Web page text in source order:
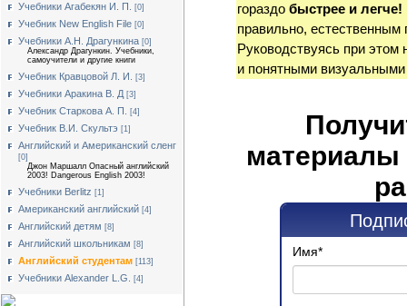
Учебники Агабекян И. П. [0]
Учебник New English File [0]
Учебники А.Н. Драгункина [0]
Александр Драгункин. Учебники,
самоучители и другие книги
Учебник Кравцовой Л. И. [3]
Учебники Аракина В. Д [3]
Учебник Старкова А. П. [4]
Учебник В.И. Скультэ [1]
Английский и Американский сленг
[0]
Джон Маршалл Опасный английский
2003! Dangerous English 2003!
Учебники Berlitz [1]
Американский английский [4]
Английский детям [8]
Английский школьникам [8]
Английский студентам [113]
Учебники Alexander L.G. [4]
гораздо быстрее и легче!
правильно, естественным
Руководствуясь при
и понятными
материалы
Имя*